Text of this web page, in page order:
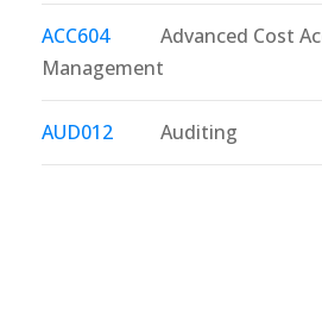
ACC604
Advanced Cost
Management
AUD012 Auditing